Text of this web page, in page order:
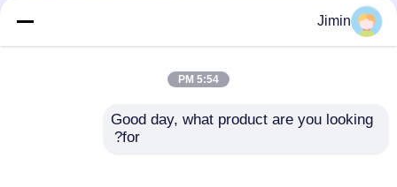
أخبار
شاحنة قلابة ثقيلة
Jimin
5:54 PM
Good day, what product are you looking
for?